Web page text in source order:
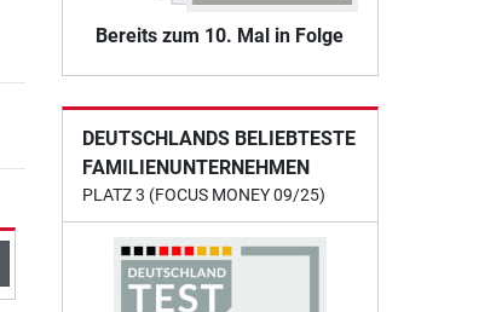
Bereits zum 10. Mal in Folge
DEUTSCHLANDS BELIEBTESTE
FAMILIENUNTERNEHMEN
PLATZ 3 (FOCUS MONEY 09/25)